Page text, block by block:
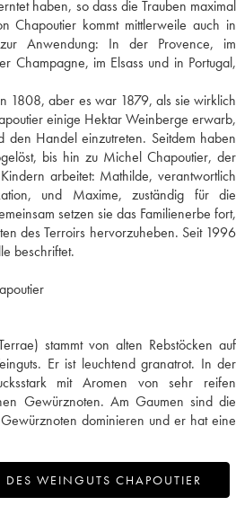
haben, so dass die Trauben maximal
Chapoutier kommt mittlerweile auch in
Anwendung: In der Provence, im
Champagne, im Elsass und in Portugal,
1808, aber es war 1879, als sie wirklich
einige Hektar Weinberge erwarb,
den Handel einzutreten. Seitdem haben
bis hin zu Michel Chapoutier, der
arbeitet: Mathilde, verantwortlich
und Maxime, zuständig für die
setzen sie das Familienerbe fort,
des Terroirs hervorzuheben. Seit 1996
beschriftet.
stammt von alten Rebstöcken auf
Er ist leuchtend granatrot. In der
mit Aromen von sehr reifen
Gewürznoten. Am Gaumen sind die
dominieren und er hat eine
WEINGUTS CHAPOUTIER